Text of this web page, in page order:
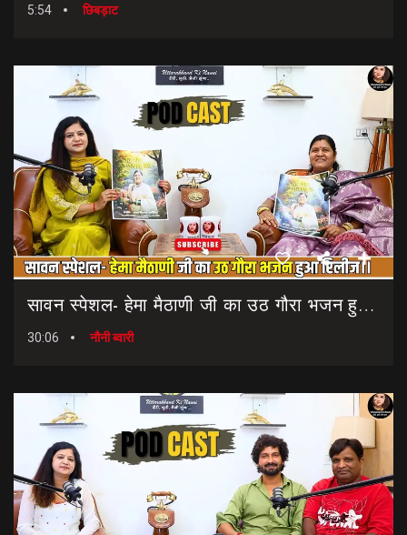
5:54 छिबड़ाट
सावन स्पेशल- हेमा मैठाणी जी का उठ गौरा भजन हुआ रिलीज।। Sawan Special Bhajan || Uth Gaura Bhajan
30:06 नौनी ब्वारी